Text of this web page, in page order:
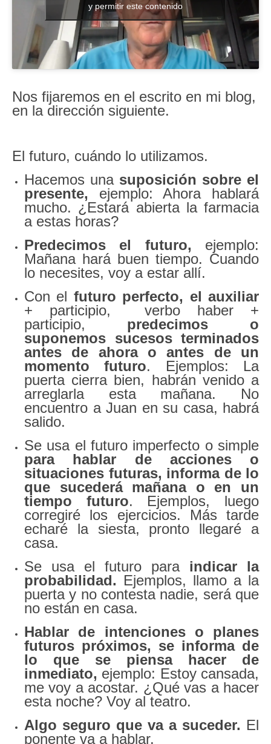
UNED
De actualidad
Euskaldunak gara
Las sevillanas y yo
MI POESIA
y permitir este contenido
Nos fijaremos en el escrito en mi blog,
en la dirección siguiente.
El futuro, cuándo lo utilizamos.
Hacemos una suposición sobre el
presente, ejemplo: Ahora hablará
mucho. ¿Estará abierta la farmacia
a estas horas?
Predecimos el futuro, ejemplo:
Mañana hará buen tiempo. Cuando
lo necesites, voy a estar allí.
Con el futuro perfecto, el auxiliar
+ participio, verbo haber +
participio, predecimos o
suponemos sucesos terminados
antes de ahora o antes de un
momento futuro. Ejemplos: La
puerta cierra bien, habrán venido a
arreglarla esta mañana. No
encuentro a Juan en su casa, habrá
salido.
Se usa el futuro imperfecto o simple
para hablar de acciones o
situaciones futuras, informa de lo
que sucederá mañana o en un
tiempo futuro. Ejemplos, luego
corregiré los ejercicios. Más tarde
echaré la siesta, pronto llegaré a
casa.
Se usa el futuro para indicar la
probabilidad. Ejemplos, llamo a la
puerta y no contesta nadie, será que
no están en casa.
Hablar de intenciones o planes
futuros próximos, se informa de
lo que se piensa hacer de
inmediato, ejemplo: Estoy cansada,
me voy a acostar. ¿Qué vas a hacer
esta noche? Voy al teatro.
Algo seguro que va a suceder. El
ponente va a hablar.